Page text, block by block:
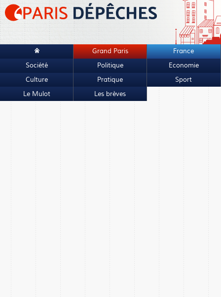
Grand Paris
France
Société
Politique
Economie
Culture
Pratique
Sport
Le Mulot
Les brèves